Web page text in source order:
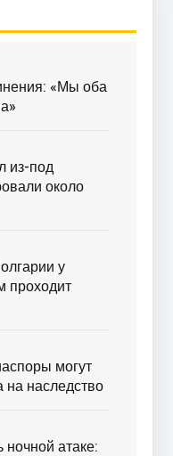
«Мы оба
из-под
около
у
проходит
могут
на наследство
ночной атаке: